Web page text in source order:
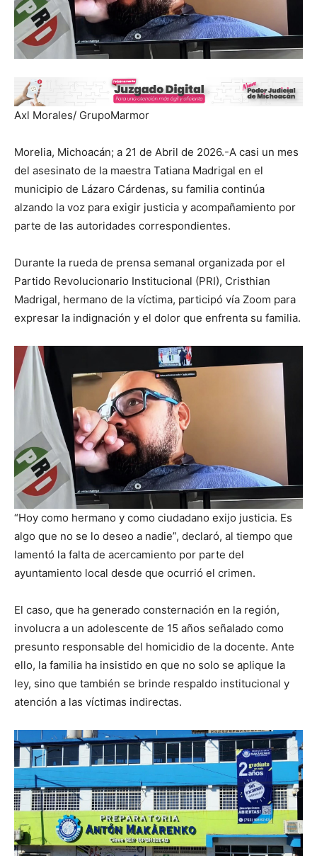
Axl Morales/ GrupoMarmor
Morelia, Michoacán; a 21 de Abril de 2026.-A casi un mes
del asesinato de la maestra Tatiana Madrigal en el
municipio de Lázaro Cárdenas, su familia continúa
alzando la voz para exigir justicia y acompañamiento por
parte de las autoridades correspondientes.
Durante la rueda de prensa semanal organizada por el
Partido Revolucionario Institucional (PRI), Cristhian
Madrigal, hermano de la víctima, participó vía Zoom para
expresar la indignación y el dolor que enfrenta su familia.
“Hoy como hermano y como ciudadano exijo justicia. Es
algo que no se lo deseo a nadie”, declaró, al tiempo que
lamentó la falta de acercamiento por parte del
ayuntamiento local desde que ocurrió el crimen.
El caso, que ha generado consternación en la región,
involucra a un adolescente de 15 años señalado como
presunto responsable del homicidio de la docente. Ante
ello, la familia ha insistido en que no solo se aplique la
ley, sino que también se brinde respaldo institucional y
atención a las víctimas indirectas.